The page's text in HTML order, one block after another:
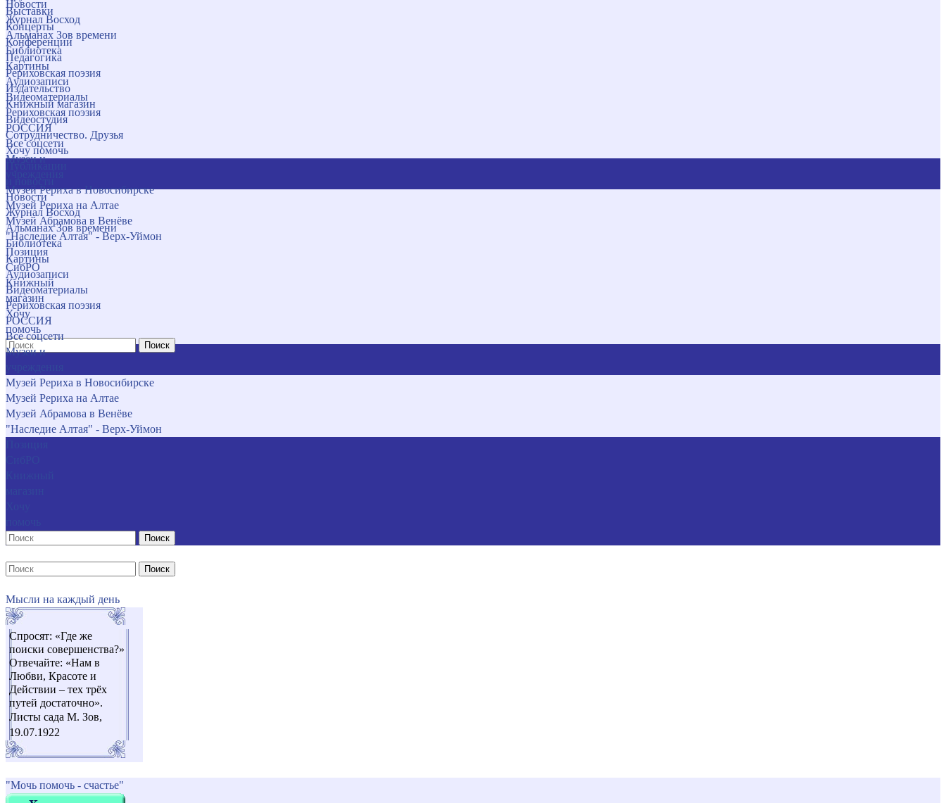
Новости
Журнал Восход
Альманах Зов времени
Библиотека
Картины
Аудиозаписи
Видеоматериалы
Рериховская поэзия
РОССИЯ
Все соцсети
Музеи и
Музей Рериха в Новосибирске
Музей Рериха на Алтае
Музей Абрамова в Венёве
"Наследие Алтая" - Верх-Уймон
Позиция
СибРО
Книжный
магазин
Хочу
помочь
Поиск
Выставки
Концерты
Конференции
Педагогика
Рериховская поэзия
Издательство
Книжный магазин
Видеостудия
Сотрудничество. Друзья
Хочу помочь
Новости
Журнал Восход
Альманах Зов времени
Библиотека
Картины
Аудиозаписи
Видеоматериалы
Рериховская поэзия
РОССИЯ
Все соцсети
Музеи и
Музей Рериха в Новосибирске
Музей Рериха на Алтае
Музей Абрамова в Венёве
"Наследие Алтая" - Верх-Уймон
Поиск
Поиск
Мысли на каждый день
Спросят: «Где же
поиски совершенства?»
Отвечайте: «Нам в
Любви, Красоте и
Действии – тех трёх
путей достаточно».
Листы сада М. Зов,
19.07.1922
"Мочь помочь - счастье"